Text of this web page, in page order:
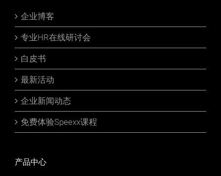
企业博客
专业HR在线研讨会
白皮书
最新活动
企业新闻动态
免费体验Speexx课程
产品中心